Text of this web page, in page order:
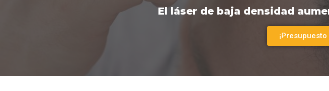
El láser de baja densidad